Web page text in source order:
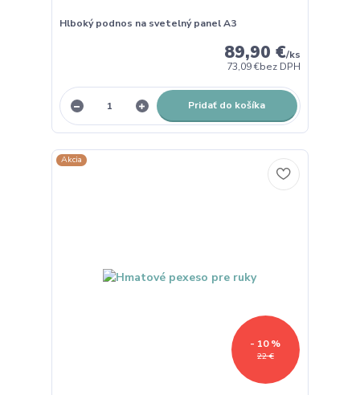
Hlboký podnos na svetelný panel A3
89,90 €/ks
73,09 €bez DPH
Pridať do košíka
Akcia
22 €
- 10 %